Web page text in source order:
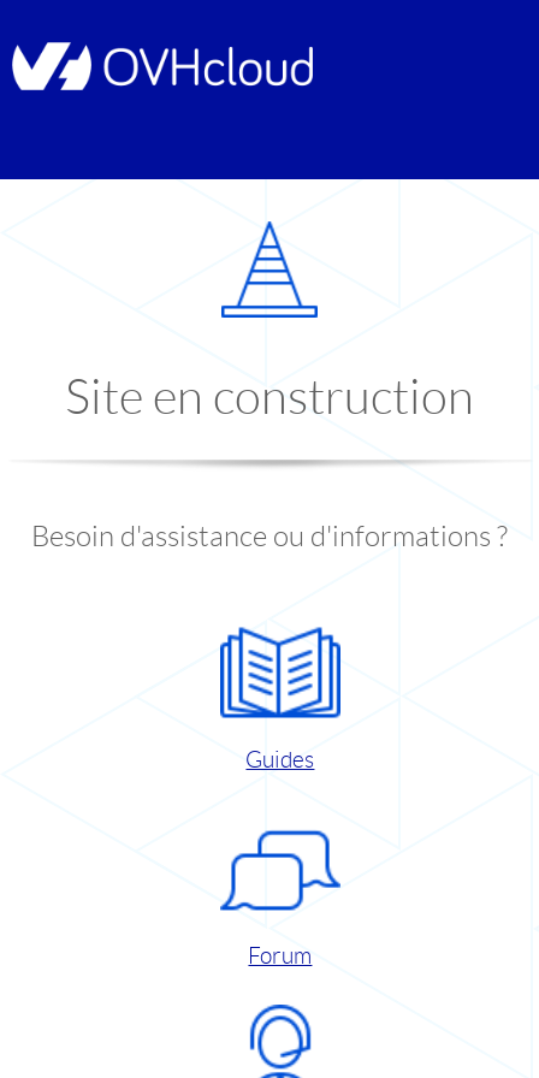
Site en construction
Besoin d'assistance ou d'informations ?
Guides
Forum